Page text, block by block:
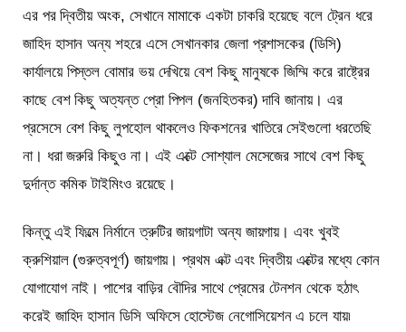
এর পর দ্বিতীয় অংক, সেখানে মামাকে একটা চাকরি হয়েছে বলে ট্রেন ধরে
জাহিদ হাসান অন্য শহরে এসে সেখানকার জেলা প্রশাসকের (ডিসি)
কার্যালয়ে পিস্তল বোমার ভয় দেখিয়ে বেশ কিছু মানুষকে জিম্মি করে রাষ্ট্রের
কাছে বেশ কিছু অত্যন্ত প্রো পিপল (জনহিতকর) দাবি জানায়। এর
প্রসেসে বেশ কিছু লুপহোল থাকলেও ফিকশনের খাতিরে সেইগুলো ধরতেছি
না। ধরা জরুরি কিছুও না। এই এক্টে সোশ্যাল মেসেজের সাথে বেশ কিছু
দুর্দান্ত কমিক টাইমিংও রয়েছে।
কিন্তু এই ফিল্মে নির্মানে ত্রুটির জায়গাটা অন্য জায়গায়। এবং খুবই
ক্রুশিয়াল (গুরুত্বপূর্ণ) জায়গায়। প্রথম এক্ট এবং দ্বিতীয় এক্টের মধ্যে কোন
যোগাযোগ নাই। পাশের বাড়ির বৌদির সাথে প্রেমের টেনশন থেকে হঠাৎ
করেই জাহিদ হাসান ডিসি অফিসে হোস্টেজ নেগোসিয়েশন এ চলে যায়৷